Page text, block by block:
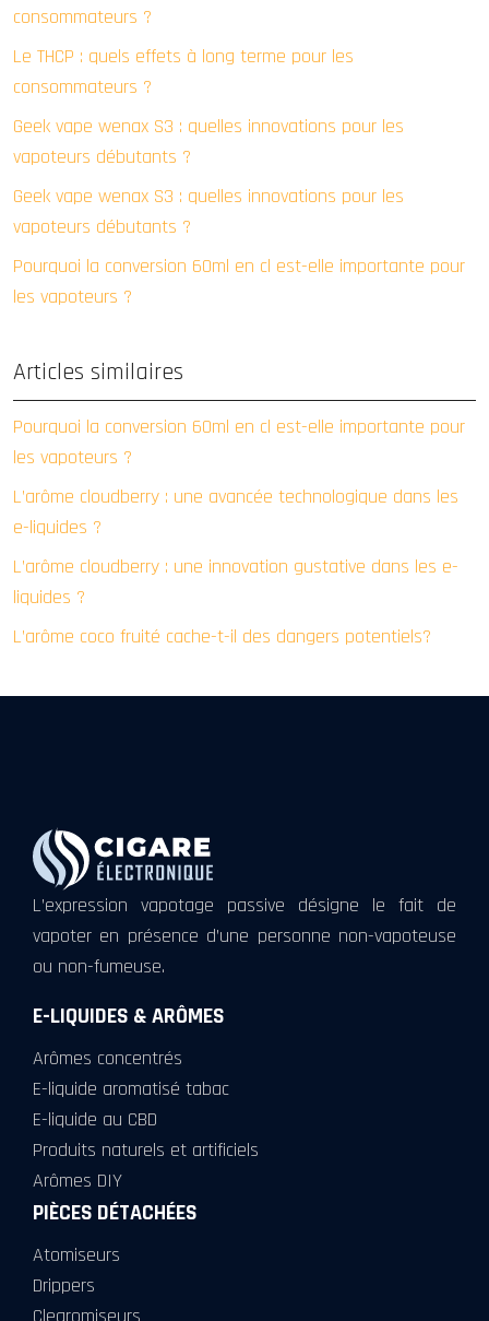
consommateurs ?
Le THCP : quels effets à long terme pour les
consommateurs ?
Geek vape wenax S3 : quelles innovations pour les
vapoteurs débutants ?
Geek vape wenax S3 : quelles innovations pour les
vapoteurs débutants ?
Pourquoi la conversion 60ml en cl est-elle importante pour
les vapoteurs ?
Articles similaires
Pourquoi la conversion 60ml en cl est-elle importante pour
les vapoteurs ?
L’arôme cloudberry : une avancée technologique dans les
e-liquides ?
L’arôme cloudberry : une innovation gustative dans les e-
liquides ?
L’arôme coco fruité cache-t-il des dangers potentiels?
L’expression vapotage passive désigne le fait de
vapoter en présence d’une personne non-vapoteuse
ou non-fumeuse.
E-LIQUIDES & ARÔMES
Arômes concentrés
E-liquide aromatisé tabac
E-liquide au CBD
Produits naturels et artificiels
Arômes DIY
PIÈCES DÉTACHÉES
Atomiseurs
Drippers